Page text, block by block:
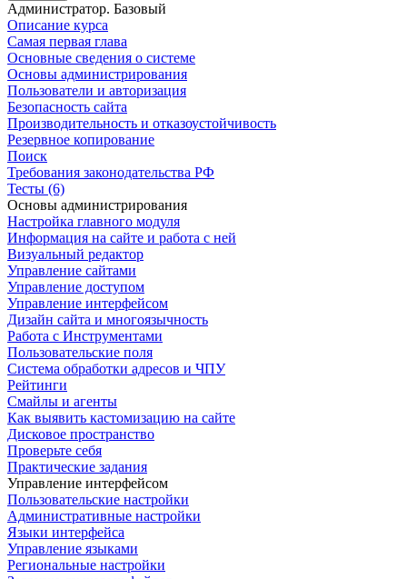
Администратор. Базовый
Описание курса
Самая первая глава
Основные сведения о системе
Основы администрирования
Пользователи и авторизация
Безопасность сайта
Производительность и отказоустойчивость
Резервное копирование
Поиск
Требования законодательства РФ
Тесты (6)
Основы администрирования
Настройка главного модуля
Информация на сайте и работа с ней
Визуальный редактор
Управление сайтами
Управление доступом
Управление интерфейсом
Дизайн сайта и многоязычность
Работа с Инструментами
Пользовательские поля
Система обработки адресов и ЧПУ
Рейтинги
Смайлы и агенты
Как выявить кастомизацию на сайте
Дисковое пространство
Проверьте себя
Практические задания
Управление интерфейсом
Пользовательские настройки
Административные настройки
Языки интерфейса
Управление языками
Региональные настройки